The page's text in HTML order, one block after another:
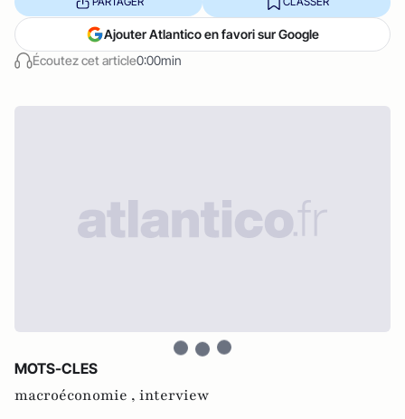
Écoutez cet article0:00min
Ajouter Atlantico en favori sur Google
MOTS-CLES
macroéconomie , interview